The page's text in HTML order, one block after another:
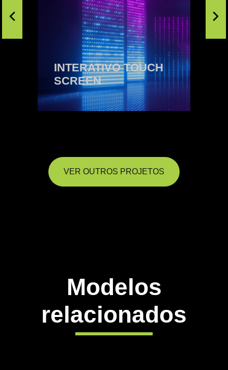
INTERATIVO TOUCH
SCREEN
VER OUTROS PROJETOS
Modelos
relacionados